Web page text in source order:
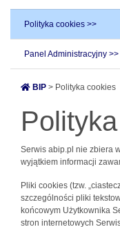
Polityka cookies >>
Panel Administracyjny >>
BIP > Polityka cookies
Serwis abip.pl nie zbiera
wyjątkiem informacji
Pliki cookies (tzw.
szczególności pliki
końcowym Użytkownika
stron internetowych